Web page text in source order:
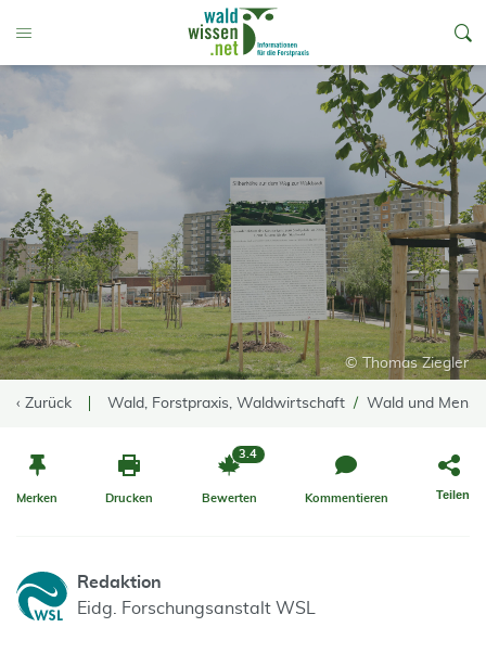
Toggle Menu
© Thomas Ziegler
‹ Zurück Wald, Forstpraxis, Waldwirtschaft Wald und
Merken Drucken Bewerten
3.4
Kommentieren Teilen
Redaktion
Eidg. Forschungsanstalt WSL